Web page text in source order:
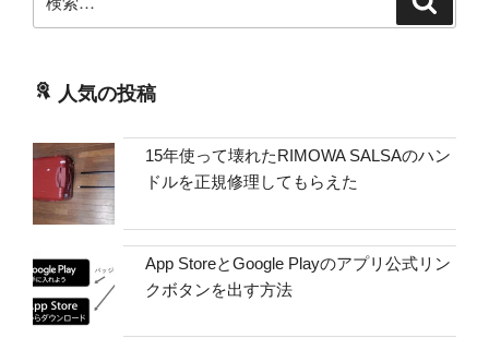
索:
人気の投稿
15年使って壊れたRIMOWA SALSAのハン
ドルを正規修理してもらえた
App StoreとGoogle Playのアプリ公式リン
クボタンを出す方法